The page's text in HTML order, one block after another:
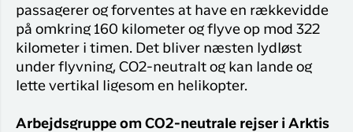
passagerer og forventes at have en rækkevidde
på omkring 160 kilometer og flyve op mod 322
kilometer i timen. Det bliver næsten lydløst
under flyvning, CO2-neutralt og kan lande og
lette vertikal ligesom en helikopter.
Arbejdsgruppe om CO2-neutrale rejser i Arktis